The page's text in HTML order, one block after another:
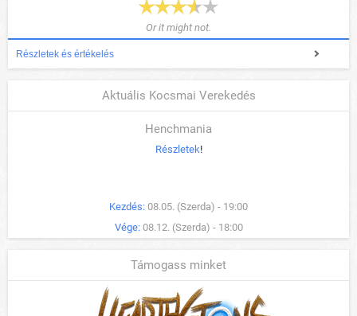
Or it might not.
Részletek és értékelés
Aktuális Kocsmai Verekedés
Henchmania
Részletek!
Kezdés: 08.05. (Szerda) - 19:00
Vége: 08.12. (Szerda) - 18:00
Támogass minket